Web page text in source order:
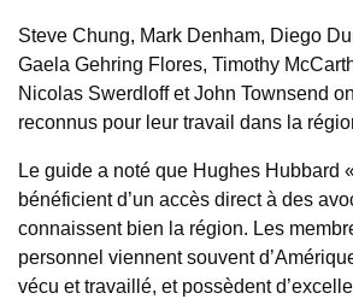
Steve Chung, Mark Denham, Diego
Gaela Gehring Flores, Timothy
Nicolas Swerdloff et John Townsend
reconnus pour leur travail dans la
Le guide a noté que Hughes Hubbard
bénéficient d’un accès direct à des
connaissent bien la région. Les
personnel viennent souvent
vécu et travaillé, et possèdent